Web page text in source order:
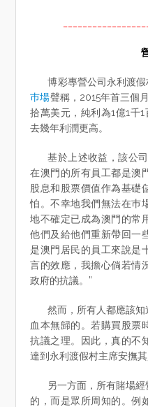
博彩專營公司永利渡
巿場聲稱，2015年首三個
拾萬美元，純利為1億1千
去幾年利潤更高。
基於上述收益，該公
在澳門的所有員工都是澳
股息和股票價值作為基礎
怕。不幸地我們無法在巿
地不確定已成為澳門的常
他們及給他們重新帶回一
是澳門居民的員工來說是
言的效應，我擔心倘若情
政府的抗議。”
然而，所有人都應該
血本無歸的。若購買股票
抗議之理。因此，真的不
達到永利渡假村主席安撫其
另一方面，所有賭場
的，而是眾所周知的。例